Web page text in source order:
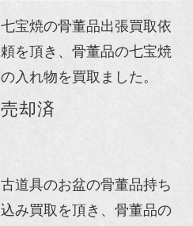
七宝焼の骨董品出張買取依
頼を頂き、骨董品の七宝焼
の入れ物を買取ました。
売却済
古道具のお盆の骨董品持ち
込み買取を頂き、骨董品の